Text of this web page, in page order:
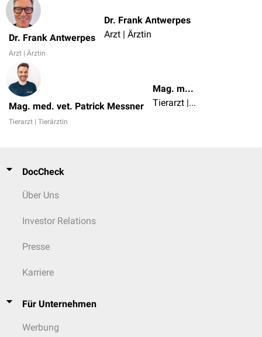
Dr. Frank Antwerpes
Arzt | Ärztin
Dr. Frank Antwerpes
Arzt | Ärztin
Mag. med. vet. Patrick Messner
Tierarzt | Tierärztin
Mag. med. vet. Patrick Messner
Tierarzt | Tierärztin
DocCheck
Über Uns
Investor Relations
Presse
Karriere
Für Unternehmen
Werbung